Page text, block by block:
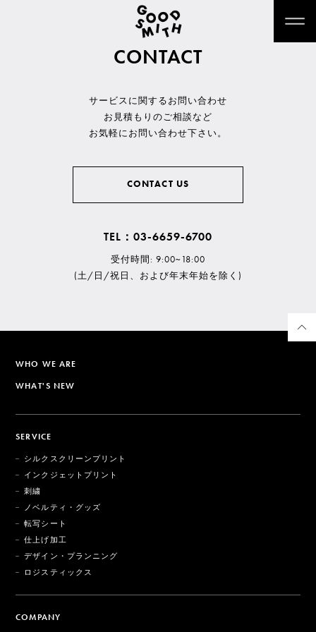
CONTACT
サービスに関するお問い合わせ
お見積もりのご相談など
お気軽にお問い合わせ下さい。
CONTACT US
TEL：03-6659-6700
受付時間: 9:00~18:00
(土/日/祝日、および年末年始を除く)
WHO WE ARE
WHAT'S NEW
SERVICE
シルクスクリーンプリント
インクジェットプリント
刺繍
ノベルティ・グッズ
転写シート
仕上げ加工
デザイン・プランニング
ロジスティックス
COMPANY